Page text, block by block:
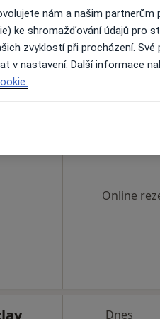
Online
Online
Dnes
nám a našim
ke shromažďování údajů pro
zvyklostí při procházení.
v nastavení. Další informace